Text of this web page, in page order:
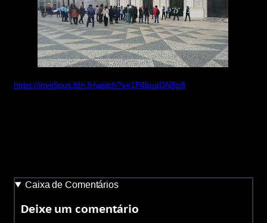
https://invidious.fdn.fr/watch?v=1F4buaDN8p8
Caixa de Comentários
Deixe um comentário